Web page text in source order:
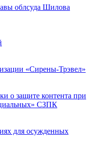
облсуда Шилова
«Сирены-Трэвел»
о защите контента при
СЗПК
для осужденных